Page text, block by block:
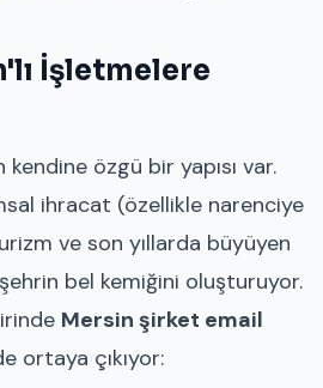
İşletmelere
özgü bir yapısı var.
ihracat (özellikle narenciye
ve son yıllarda büyüyen
bel kemiğini oluşturuyor.
Mersin şirket email
ortaya çıkıyor: